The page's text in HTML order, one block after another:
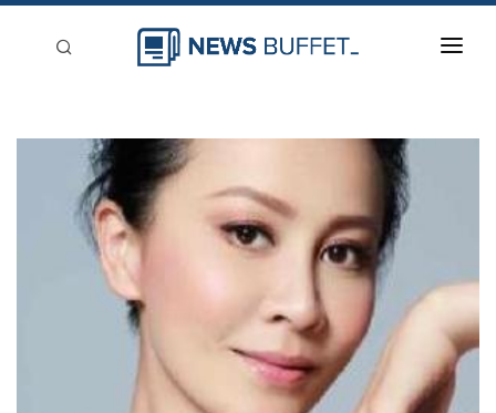
新聞稿分類
登入
刊登